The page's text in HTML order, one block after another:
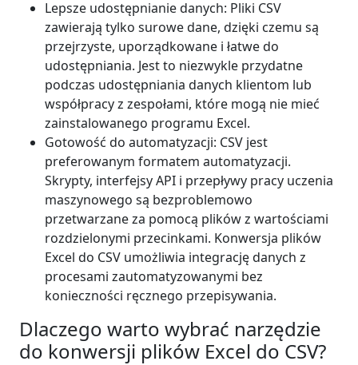
Lepsze udostępnianie danych: Pliki CSV
zawierają tylko surowe dane, dzięki czemu są
przejrzyste, uporządkowane i łatwe do
udostępniania. Jest to niezwykle przydatne
podczas udostępniania danych klientom lub
współpracy z zespołami, które mogą nie mieć
zainstalowanego programu Excel.
Gotowość do automatyzacji: CSV jest
preferowanym formatem automatyzacji.
Skrypty, interfejsy API i przepływy pracy uczenia
maszynowego są bezproblemowo
przetwarzane za pomocą plików z wartościami
rozdzielonymi przecinkami. Konwersja plików
Excel do CSV umożliwia integrację danych z
procesami zautomatyzowanymi bez
konieczności ręcznego przepisywania.
Dlaczego warto wybrać narzędzie
do konwersji plików Excel do CSV?